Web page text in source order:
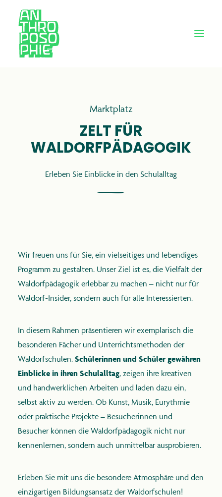
anthroposophie.de
Marktplatz
ZELT FÜR
WALDORFPÄDAGOGIK
Erleben Sie Einblicke in den Schulalltag
Wir freuen uns für Sie, ein vielseitiges und lebendiges
Programm zu gestalten. Unser Ziel ist es, die Vielfalt der
Waldorfpädagogik erlebbar zu machen – nicht nur für
Waldorf-Insider, sondern auch für alle Interessierten.
In diesem Rahmen präsentieren wir exemplarisch die
besonderen Fächer und Unterrichtsmethoden der
Waldorfschulen. Schülerinnen und Schüler gewähren
Einblicke in ihren Schulalltag, zeigen ihre kreativen
und handwerklichen Arbeiten und laden dazu ein,
selbst aktiv zu werden. Ob Kunst, Musik, Eurythmie
oder praktische Projekte – Besucherinnen und
Besucher können die Waldorfpädagogik nicht nur
kennenlernen, sondern auch unmittelbar ausprobieren.
Erleben Sie mit uns die besondere Atmosphäre und den
einzigartigen Bildungsansatz der Waldorfschulen!